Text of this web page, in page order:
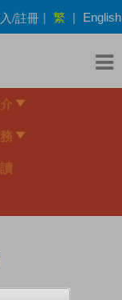
/註冊 | 繁 | English